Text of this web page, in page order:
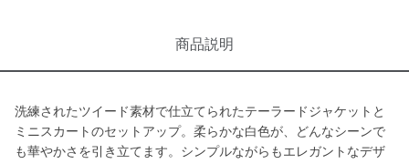
商品説明
洗練されたツイード素材で仕立てられたテーラードジャケットと
ミニスカートのセットアップ。柔らかな白色が、どんなシーンで
も華やかさを引き立てます。シンプルながらもエレガントなデザ